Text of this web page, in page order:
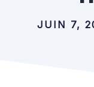
JUIN 7,